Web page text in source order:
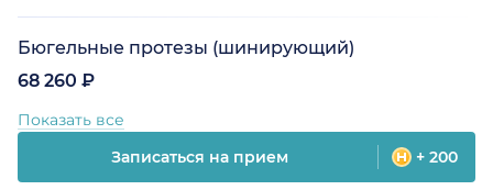
Бюгельные протезы (шинирующий)
68 260 ₽
Показать все
Записаться на прием
+ 200